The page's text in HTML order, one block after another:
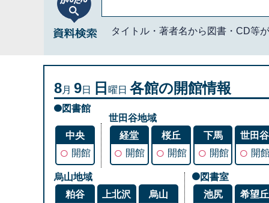
タイトル・著者名から図書・CD等
8月 9日 日 曜日 各館の開館情報
図書館
中央
○ 開館
世田谷地域
経堂
○ 開館
桜丘
○ 開館
下馬
○ 開館
世田谷
○ 開
烏山地域
粕谷
上北沢 烏山
図書室
池尻
希望丘